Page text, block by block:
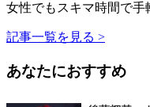
女性でもスキマ時間で
記事一覧を見る >
あなたにおすすめ